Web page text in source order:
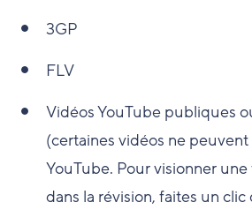
3GP
FLV
Vidéos YouTube publiques
(certaines vidéos ne
YouTube. Pour visionner
dans la révision, faites un